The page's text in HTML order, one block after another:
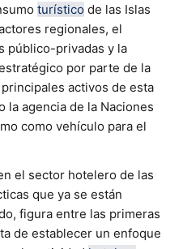
turístico de las Islas
regionales, el
público-privadas y la
por parte de la
activos de esta
la agencia de la Naciones
como vehículo para el
el sector hotelero de las
que ya se están
figura entre las primeras
de establecer un enfoque